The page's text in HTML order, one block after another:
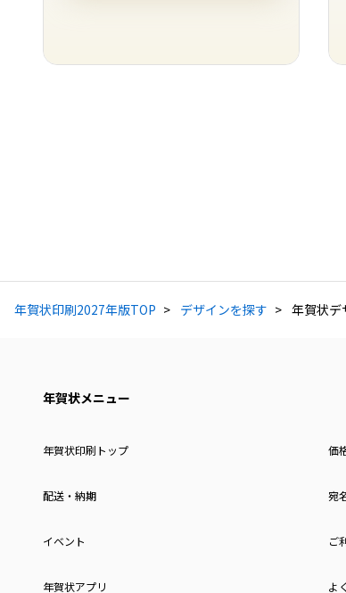
年賀状印刷2027年版TOP デザインを探す 年賀状デ
年賀状メニュー
年賀状印刷トップ 価
配送・納期 宛
イベント ご
年賀状アプリ よ